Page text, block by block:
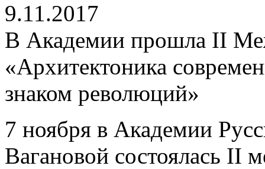
9.11.2017
В Академии прошла II
«Архитектоника
знаком революций»
7 ноября в Академии
Вагановой состоялась II